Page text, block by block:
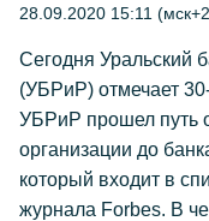
28.09.2020 15:11
Сегодня Уральский
(УБРиР) отмечает
УБРиР прошел путь
организации до
который входит в
журнала Forbes. В